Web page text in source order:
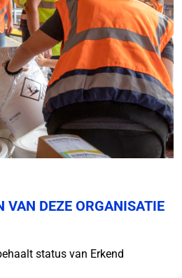
VAN DEZE ORGANISATIE
status van Erkend